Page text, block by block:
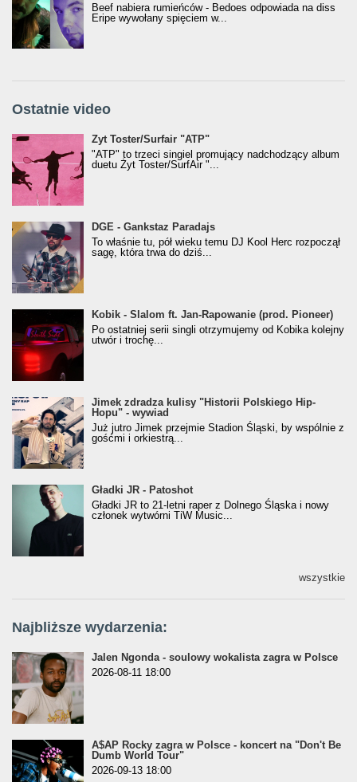
Beef nabiera rumieńców - Bedoes odpowiada na diss
Eripe wywołany spięciem w...
Ostatnie video
Żyt Toster/SurfAir - ATP VIDEO
Żyt Toster/Surfair "ATP"
"ATP" to trzeci singiel promujący nadchodzący album
duetu Żyt Toster/SurfAir "...
donGURALesko z nagrodą za
Klasyczny/Trueschoolowy Album Roku
(Popkillery 2023)
DGE - Gankstaz Paradajs
To właśnie tu, pół wieku temu DJ Kool Herc rozpoczął
sagę, która trwa do dziś...
Kobik - Slalom ft. Jan-Rapowanie (prod. Pioneer)
[Official Music Visualiser]
Kobik - Slalom ft. Jan-Rapowanie (prod. Pioneer)
Po ostatniej serii singli otrzymujemy od Kobika kolejny
utwór i trochę...
Jimek zdradza kulisy "Historii Polskiego Hip-
Hopu" - wywiad
Jimek zdradza kulisy "Historii Polskiego Hip-
Hopu" - wywiad
Już jutro Jimek przejmie Stadion Śląski, by wspólnie z
gośćmi i orkiestrą...
Gładki JR - Patoshot
Gładki JR - Patoshot
Gładki JR to 21-letni raper z Dolnego Śląska i nowy
członek wytwórni TiW Music...
wszystkie
Najbliższe wydarzenia:
Jalen Ngonda - soulowy wokalista zagra w Polsce
2026-08-11 18:00
A$AP Rocky zagra w Polsce - koncert na "Don't Be
Dumb World Tour"
2026-09-13 18:00